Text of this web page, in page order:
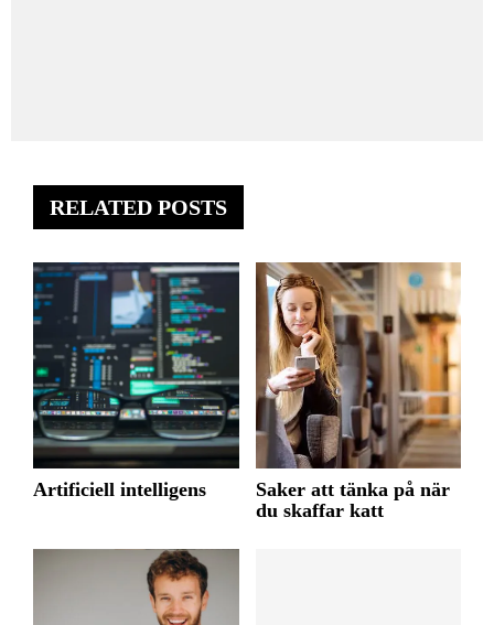
RELATED POSTS
Artificiell intelligens
Saker att tänka på när
du skaffar katt